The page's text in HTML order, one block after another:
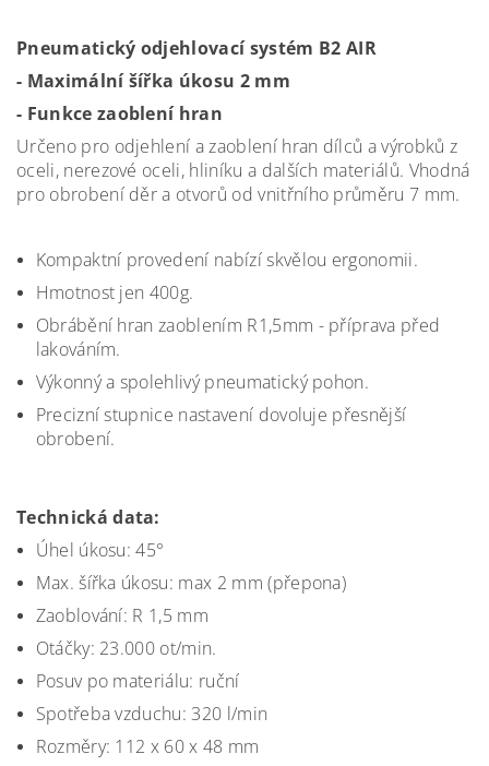
Pneumatický odjehlovací systém B2 AIR
- Maximální šířka úkosu 2 mm
- Funkce zaoblení hran
Určeno pro odjehlení a zaoblení hran dílců a výrobků z
oceli, nerezové oceli, hliníku a dalších materiálů. Vhodná
pro obrobení děr a otvorů od vnitřního průměru 7 mm.
Kompaktní provedení nabízí skvělou ergonomii.
Hmotnost jen 400g.
Obrábění hran zaoblením R1,5mm - příprava před
lakováním.
Výkonný a spolehlivý pneumatický pohon.
Precizní stupnice nastavení dovoluje přesnější
obrobení.
Technická data:
Úhel úkosu: 45°
Max. šířka úkosu: max 2 mm (přepona)
Zaoblování: R 1,5 mm
Otáčky: 23.000 ot/min.
Posuv po materiálu: ruční
Spotřeba vzduchu: 320 l/min
Rozměry: 112 x 60 x 48 mm